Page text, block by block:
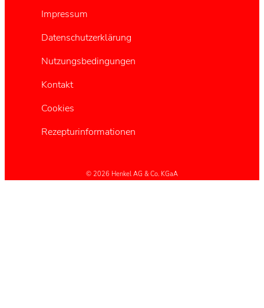
Impressum
Datenschutzerklärung
Nutzungsbedingungen
Kontakt
Cookies
Rezepturinformationen
© 2026 Henkel AG & Co. KGaA